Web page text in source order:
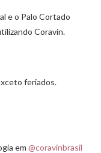
e o Palo Cortado
Coravin.
feriados.
em @coravinbrasil